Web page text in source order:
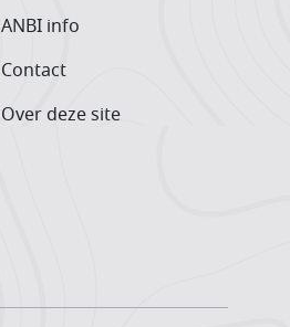
ANBI info
Contact
Over deze site